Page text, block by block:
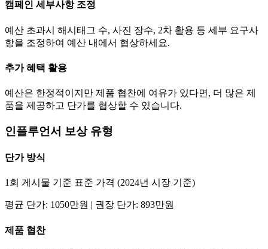
캠페인 세부사항 조정
예산 초과시 해시태그 수, 사진 장수, 2차 활용 등 세부 요구사
항을 조정하여 예산 내에서 협상하세요.
추가 혜택 활용
예산은 한정적이지만 제품 협찬에 여유가 있다면, 더 많은 제
품을 제공하고 단가를 협상할 수 있습니다.
인플루언서 보상 유형
단가방식
1회 게시물 기준 표준 가격 (2024년 시장 기준)
평균 단가: 1050만원 | 권장 단가: 893만원
제품 협찬